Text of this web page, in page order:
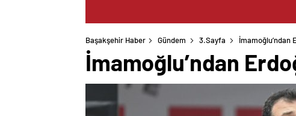
Başakşehir Haber Gündem 3.Sayfa İmamoğlu’ndan
İmamoğlu’ndan